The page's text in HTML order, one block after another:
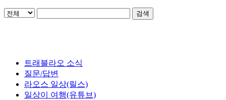
검색
트래블라오 소식
질문/답변
라오스 일상(릴스)
일상이 여행(유튜브)